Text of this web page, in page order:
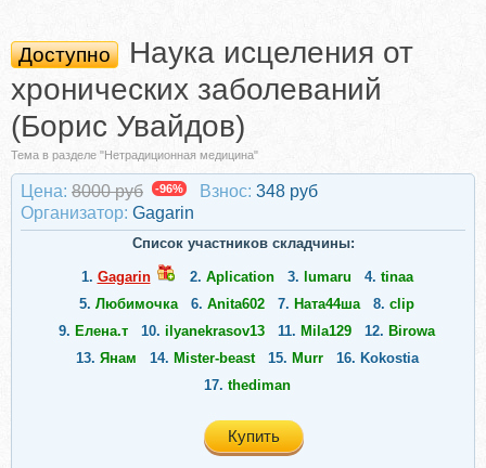
Доступно
Наука исцеления от
хронических заболеваний
(Борис Увайдов)
Тема в разделе "Нетрадиционная медицина"
Цена: 8000 руб -96% Взнос: 348 руб
Организатор: Gagarin
Список участников складчины:
1. Gagarin 2. Aplication 3. lumaru 4. tinaa
5. Любимочка 6. Anita602 7. Ната44ша 8. clip
9. Елена.т 10. ilyanekrasov13 11. Mila129 12. Birowa
13. Янам 14. Mister-beast 15. Murr 16. Kokostia
17. thediman
Купить